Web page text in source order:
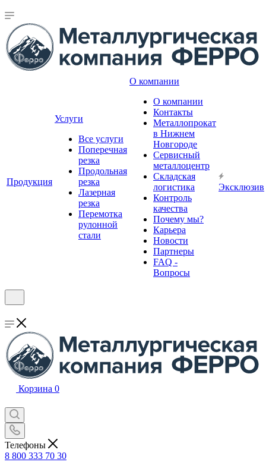
Продукция
Услуги
Все услуги
Поперечная
резка
Продольная
резка
Лазерная
резка
Перемотка
рулонной
стали
О компании
О компании
Контакты
Металлопрокат
в Нижнем
Новгороде
Сервисный
металлоцентр
Складская
логистика
Контроль
качества
Почему мы?
Карьера
Новости
Партнеры
FAQ -
Вопросы
Эксклюзив
Корзина 0
Телефоны
8 800 333 70 30